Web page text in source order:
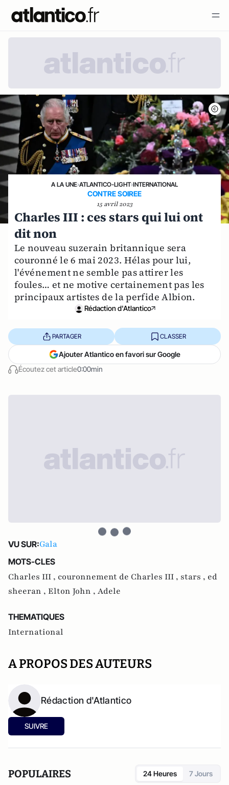
A LA UNE›ATLANTICO-LIGHT›INTERNATIONAL
CONTRE SOIREE
15 avril 2023
Charles III : ces stars qui lui ont
dit non
Le nouveau suzerain britannique sera
couronné le 6 mai 2023. Hélas pour lui,
l'événement ne semble pas attirer les
foules… et ne motive certainement pas les
principaux artistes de la perfide Albion.
Rédaction d'Atlantico
Écoutez cet article0:00min
PARTAGER CLASSER
Ajouter Atlantico en favori sur Google
VU SUR:Gala
MOTS-CLES
Charles III , couronnement de Charles III , stars , ed
sheeran , Elton John , Adele
THEMATIQUES
International
A PROPOS DES AUTEURS
Rédaction d'Atlantico
SUIVRE
POPULAIRES 24 Heures 7 Jours